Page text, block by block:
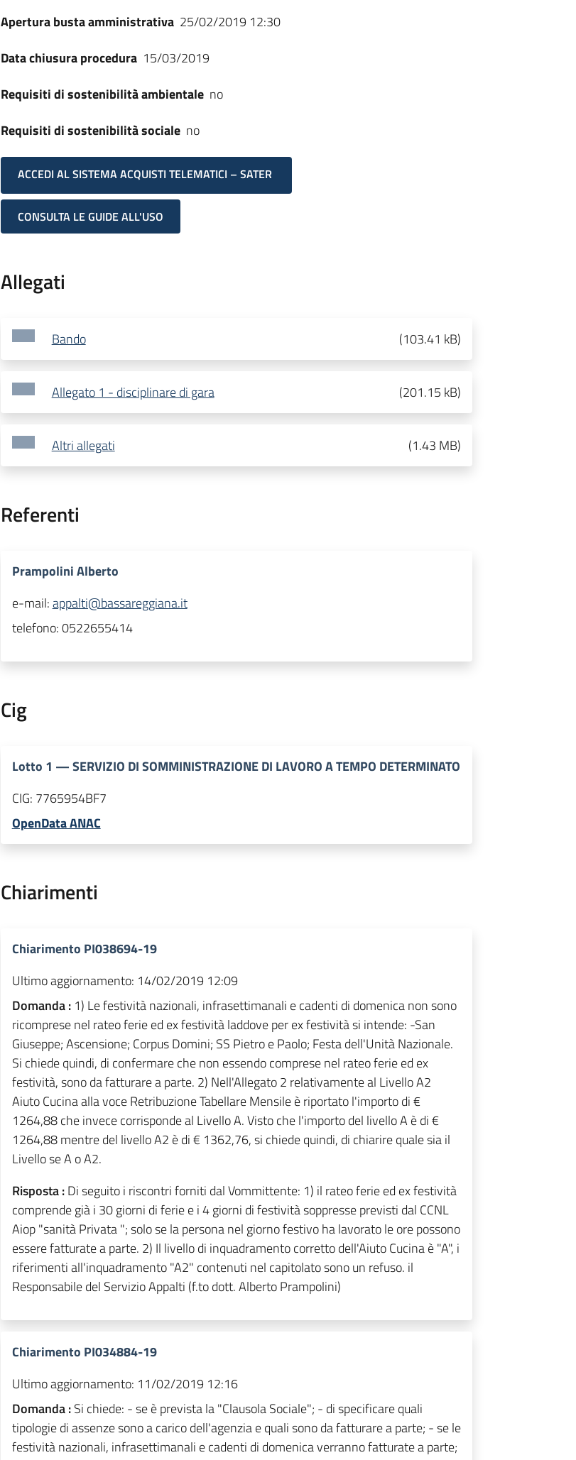
Apertura busta amministrativa 25/02/2019 12:30
Data chiusura procedura 15/03/2019
Requisiti di sostenibilità ambientale no
Requisiti di sostenibilità sociale no
ACCEDI AL SISTEMA ACQUISTI TELEMATICI – SATER
CONSULTA LE GUIDE ALL'USO
Allegati
Bando (103.41 kB)
Allegato 1 - disciplinare di gara (201.15 kB)
Altri allegati (1.43 MB)
Referenti
Prampolini Alberto
e-mail:appalti@bassareggiana.it
telefono:0522655414
Cig
Lotto 1 —SERVIZIO DI SOMMINISTRAZIONE DI LAVORO A TEMPO DETERMINATO
CIG: 7765954BF7
OpenData ANAC
Chiarimenti
Chiarimento PI038694-19
Ultimo aggiornamento: 14/02/2019 12:09
Domanda : 1) Le festività nazionali, infrasettimanali e cadenti di domenica non sono
ricomprese nel rateo ferie ed ex festività laddove per ex festività si intende: -San
Giuseppe; Ascensione; Corpus Domini; SS Pietro e Paolo; Festa dell'Unità Nazionale.
Si chiede quindi, di confermare che non essendo comprese nel rateo ferie ed ex
festività, sono da fatturare a parte. 2) Nell'Allegato 2 relativamente al Livello A2
Aiuto Cucina alla voce Retribuzione Tabellare Mensile è riportato l'importo di €
1264,88 che invece corrisponde al Livello A. Visto che l'importo del livello A è di €
1264,88 mentre del livello A2 è di € 1362,76, si chiede quindi, di chiarire quale sia il
Livello se A o A2.
Risposta :Di seguito i riscontri forniti dal Vommittente: 1) il rateo ferie ed ex festività
comprende già i 30 giorni di ferie e i 4 giorni di festività soppresse previsti dal CCNL
Aiop "sanità Privata "; solo se la persona nel giorno festivo ha lavorato le ore possono
essere fatturate a parte. 2) Il livello di inquadramento corretto dell'Aiuto Cucina è "A", i
riferimenti all'inquadramento "A2" contenuti nel capitolato sono un refuso. il
Responsabile del Servizio Appalti (f.to dott. Alberto Prampolini)
Chiarimento PI034884-19
Ultimo aggiornamento: 11/02/2019 12:16
Domanda :Si chiede: - se è prevista la "Clausola Sociale"; - di specificare quali
tipologie di assenze sono a carico dell'agenzia e quali sono da fatturare a parte; - se le
festività nazionali, infrasettimanali e cadenti di domenica verranno fatturate a parte;